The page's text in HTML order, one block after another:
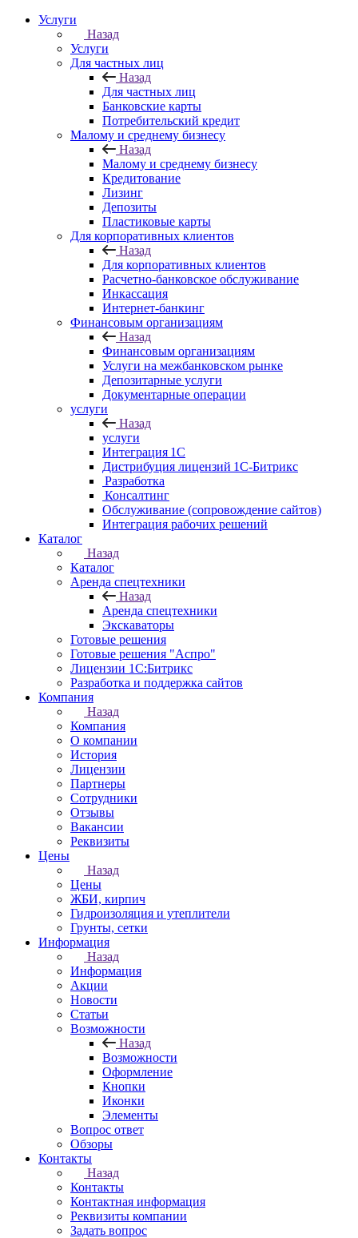
Услуги
Назад
Услуги
Для частных лиц
Назад
Для частных лиц
Банковские карты
Потребительский кредит
Малому и среднему бизнесу
Назад
Малому и среднему бизнесу
Кредитование
Лизинг
Депозиты
Пластиковые карты
Для корпоративных клиентов
Назад
Для корпоративных клиентов
Расчетно-банковское обслуживание
Инкассация
Интернет-банкинг
Финансовым организациям
Назад
Финансовым организациям
Услуги на межбанковском рынке
Депозитарные услуги
Документарные операции
услуги
Назад
услуги
Интеграция 1С
Дистрибуция лицензий 1С‑Битрикс
Разработка
Консалтинг
Обслуживание (сопровождение сайтов)
Интеграция рабочих решений
Каталог
Назад
Каталог
Аренда спецтехники
Назад
Аренда спецтехники
Экскаваторы
Готовые решения
Готовые решения "Аспро"
Лицензии 1С:Битрикс
Разработка и поддержка сайтов
Компания
Назад
Компания
О компании
История
Лицензии
Партнеры
Сотрудники
Отзывы
Вакансии
Реквизиты
Цены
Назад
Цены
ЖБИ, кирпич
Гидроизоляция и утеплители
Грунты, сетки
Информация
Назад
Информация
Акции
Новости
Статьи
Возможности
Назад
Возможности
Оформление
Кнопки
Иконки
Элементы
Вопрос ответ
Обзоры
Контакты
Назад
Контакты
Контактная информация
Реквизиты компании
Задать вопрос